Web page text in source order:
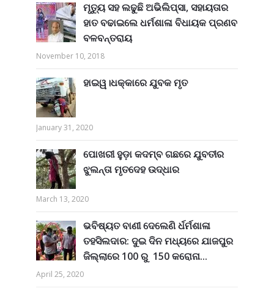
ମୃତ୍ୟୁ ସହ ଲଢୁଛି ଅଭିଲିପ୍ସା, ସହାୟତାର
ହାତ ବଢାଇଲେ ଧର୍ମଶାଳା ବିଧାୟକ ପ୍ରଣବ
ବଳବନ୍ତରାୟ
November 10, 2018
ହାଇୱ।ଧକ୍କାରେ ଯୁବକ ମୃତ
January 31, 2020
ପୋଖରୀ ହୁଡ଼ା କଦମ୍ବ ଗଛରେ ଯୁବତୀର
ଝୁଲନ୍ତା ମୃତଦେହ ଉଦ୍ଧାର
March 13, 2020
ଭବିଷ୍ୟତ ବାଣୀ ଦେଲେଣି ର୍ଧର୍ମଶାଳା
ତହସିଲଦାର: ଦୁଇ ଦିନ ମଧ୍ୟରେ ଯାଜପୁର
ଜିଲ୍ଲାରେ 100 ରୁ 150 କରୋନା...
April 25, 2020